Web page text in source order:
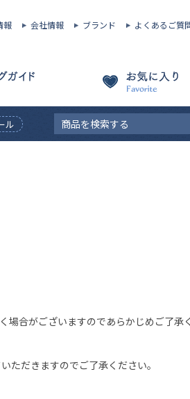
報 会社情報 ブランド よくあるご質
ル
合がございますのであらかじめご了承
ただきますのでご了承ください。